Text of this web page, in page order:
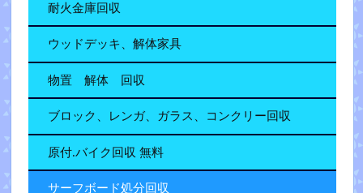
耐火金庫回収
ウッドデッキ、解体家具
物置 解体 回収
ブロック、レンガ、ガラス、コンクリー回収
原付.バイク回収 無料
サーフボード処分回収